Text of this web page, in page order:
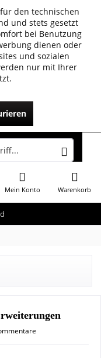
den technischen
und stets gesetzt
bei Benutzung
dienen oder
und sozialen
nur mit Ihrer
Warenkorb
Mein Konto